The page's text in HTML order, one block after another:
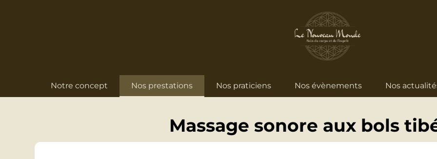
Notre concept Nos prestations Nos praticiens Nos évènements Nos
Massage sonore aux bols